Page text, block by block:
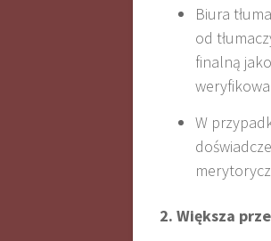
Biura
od
finalną
W
2. Większa